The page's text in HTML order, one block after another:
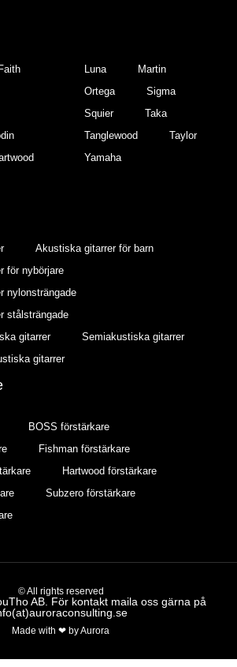
Faith
Luna
Martin
Ortega
Sigma
Squier
Taka
Tanglewood
Taylor
Yamaha
Akustiska gitarrer för barn
för nybörjare
nylonsträngade
stålsträngade
gitarrer
Semiakustiska gitarrer
gitarrer
BOSS förstärkare
Fishman förstärkare
Hartwood förstärkare
Subzero förstärkare
© All rights reserved
AB. För kontakt maila oss gärna på
Made with ❤ by Aurora